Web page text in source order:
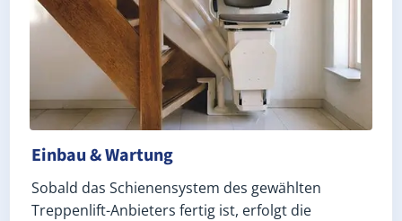
Einbau & Wartung
Sobald das Schienensystem des gewählten
Treppenlift-Anbieters fertig ist, erfolgt die